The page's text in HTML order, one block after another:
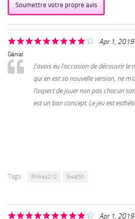
Soumettre votre propre avis
Apr 1, 2019
Génial
J'avais eu l'occasion de découvrir le
qui en est sa nouvelle version, ne
l'aspect de jouer non pas chacun
est un bon concept. Le jeu est
Tags: Philrey212 SwatSh
Apr 1, 2019